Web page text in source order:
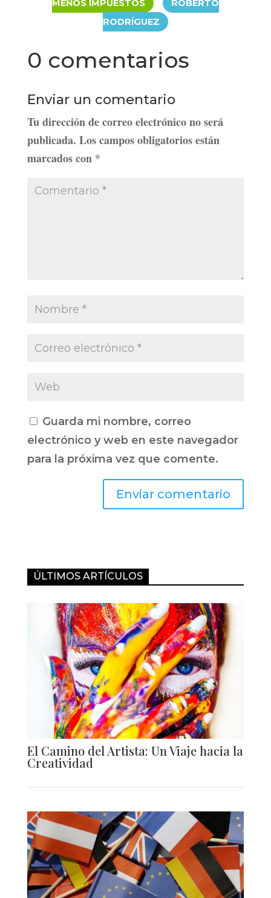
MENOS IMPUESTOS
ROBERTO
RODRÍGUEZ
0 comentarios
Enviar un comentario
Tu dirección de correo electrónico no será
publicada. Los campos obligatorios están
marcados con *
Guarda mi nombre, correo
electrónico y web en este navegador
para la próxima vez que comente.
Enviar comentario
ÚLTIMOS ARTÍCULOS
El Camino del Artista: Un Viaje hacia la
Creatividad